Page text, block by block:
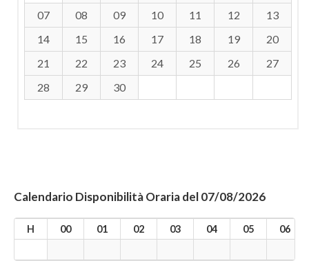
07
08 09 10 11 12
13
14
15 16 17 18 19
20
21
22 23 24 25 26
27
28
29 30
Calendario Disponibilità Oraria del 07/08/2026
H 00 01 02 03 04 05 06